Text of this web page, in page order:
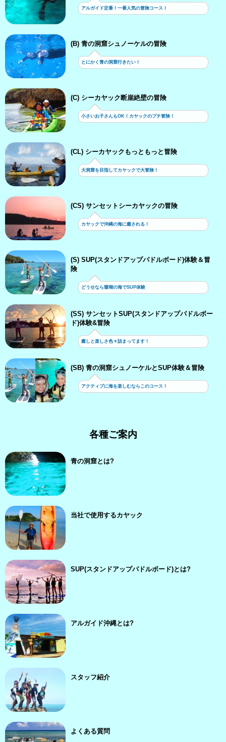
アルガイド定番！一番人気の冒険コース！
(B) 青の洞窟シュノーケルの冒険
とにかく青の洞窟行きたい！
(C) シーカヤック断崖絶壁の冒険
小さいお子さんもOK！カヤックのプチ冒険！
(CL) シーカヤックもっともっと冒険
大洞窟を目指してカヤックで大冒険！
(CS) サンセットシーカヤックの冒険
カヤックで沖縄の海に癒される！
(S) SUP(スタンドアップパドルボード)体験＆冒
険
どうせなら珊瑚の海でSUP体験
(SS) サンセットSUP(スタンドアップパドルボー
ド)体験&冒険
癒しと楽しさ色々詰まってます！
(SB) 青の洞窟シュノーケルとSUP体験＆冒険
アクティブに海を楽しむならこのコース！
各種ご案内
青の洞窟とは?
当社で使用するカヤック
SUP(スタンドアップパドルボード)とは?
アルガイド沖縄とは?
スタッフ紹介
よくある質問